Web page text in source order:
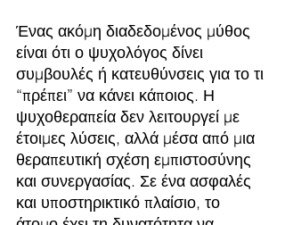
Ένας ακόμη διαδεδομένος μύθος
είναι ότι ο ψυχολόγος δίνει
συμβουλές ή κατευθύνσεις για το τι
“πρέπει” να κάνει κάποιος. Η
ψυχοθεραπεία δεν λειτουργεί με
έτοιμες λύσεις, αλλά μέσα από μια
θεραπευτική σχέση εμπιστοσύνης
και συνεργασίας. Σε ένα ασφαλές
και υποστηρικτικό πλαίσιο, το